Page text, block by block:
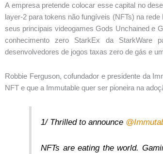
A empresa pretende colocar esse capital no
layer-2 para tokens não fungíveis (NFTs) na
seus principais videogames Gods Unchained e
conhecimento zero StarkEx da StarkWare
desenvolvedores de jogos taxas zero de gás e
Robbie Ferguson, cofundador e presidente da
NFT e que a Immutable quer ser pioneira na
1/ Thrilled to announce
NFTs are eating the world.